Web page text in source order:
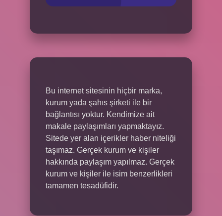
Bu internet sitesinin hiçbir marka,
kurum yada şahıs şirketi ile bir
bağlantısı yoktur. Kendimize ait
makale paylaşımları yapmaktayız.
Sitede yer alan içerikler haber niteliği
taşımaz. Gerçek kurum ve kişiler
hakkında paylaşım yapılmaz. Gerçek
kurum ve kişiler ile isim benzerlikleri
tamamen tesadüfidir.